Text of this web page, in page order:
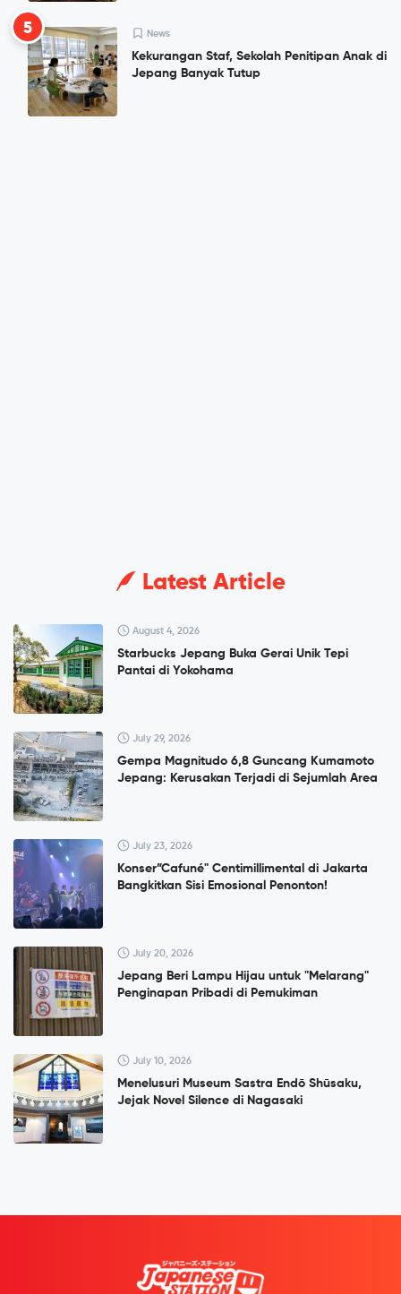
5 News
Kekurangan Staf, Sekolah Penitipan Anak di
Jepang Banyak Tutup
Latest Article
August 4, 2026
Starbucks Jepang Buka Gerai Unik Tepi
Pantai di Yokohama
July 29, 2026
Gempa Magnitudo 6,8 Guncang Kumamoto
Jepang: Kerusakan Terjadi di Sejumlah Area
July 23, 2026
Konser”Cafuné" Centimillimental di Jakarta
Bangkitkan Sisi Emosional Penonton!
July 20, 2026
Jepang Beri Lampu Hijau untuk "Melarang"
Penginapan Pribadi di Pemukiman
July 10, 2026
Menelusuri Museum Sastra Endō Shūsaku,
Jejak Novel Silence di Nagasaki